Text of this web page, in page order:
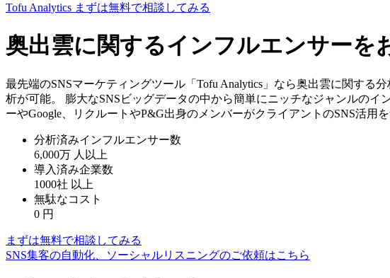
Tofu Analytics まずは無料で相談してみる
奥出雲に関するインフルエンサーを
最先端のSNSマーケティングツール「Tofu Analytics」なら奥出雲に関す
析が可能。 膨大なSNSビッグデータの中から簡単にニッチなジャンルの
ーやGoogle、リクルートやP&G出身のメンバーがクライアントのSNS活用を
分析済みインフルエンサー数
6,000万 人以上
導入済み企業数
1000社 以上
無駄なコスト
0 円
まずは無料で相談してみる
SNS集客の自動化、ソーシャルリスニングのご依頼はこちら